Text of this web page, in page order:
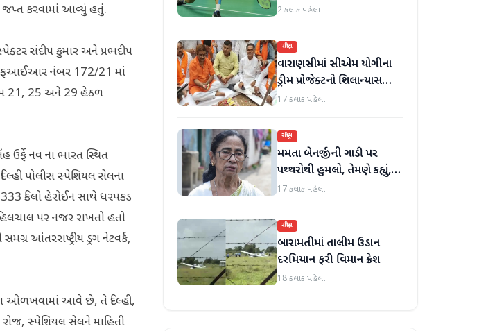
જપ્ત કરવામાં આવ્યું હતું.
સંદીપ કુમાર અને પ્રભદીપ
એફઆઈઆર નંબર 172/21 માં
21, 25 અને 29 હેઠળ
ઉર્ફે નવ ના ભારત સ્થિત
પોલીસ સ્પેશિયલ સેલના
કિલો હેરોઈન સાથે ધરપકડ
પર નજર રાખતો હતો
આંતરરાષ્ટ્રીય ડ્રગ નેટવર્ક,
પણ ઓળખવામાં આવે છે, તે દિલ્હી,
રોજ, સ્પેશિયલ સેલને માહિતી
ચીની ખેલાડીને હરાવીને પ્રથમ
2 કલાક પહેલા
રાષ્ટ્રીય
વારાણસીમાં સીએમ યોગીના
ડ્રીમ પ્રોજેક્ટનો શિલાન્યાસ
સમારોહ
17 કલાક પહેલા
રાષ્ટ્રીય
મમતા બેનર્જીની ગાડી પર
પથ્થરોથી હુમલો, તેમણે કહ્યું,
'મારું માથું ફૂટી ગયું હોત'
17 કલાક પહેલા
રાષ્ટ્રીય
બારામતીમાં તાલીમ ઉડાન
દરમિયાન ફરી વિમાન ક્રેશ
18 કલાક પહેલા